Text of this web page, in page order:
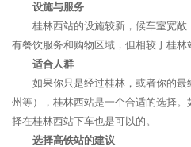
设施与服务
桂林西站的设施较新，候车室宽
有餐饮服务和购物区域，但相较于桂林
适合人群
如果你只是经过桂林，或者你的
州等），桂林西站是一个合适的选择
择在桂林西站下车也是可以的。
选择高铁站的建议